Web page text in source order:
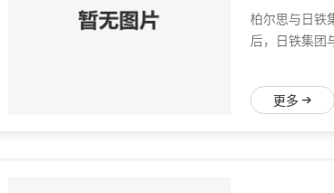
柏尔思与日铁
后，日铁集团
更多